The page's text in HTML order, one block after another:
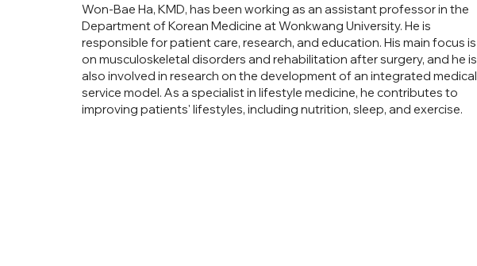
Won-Bae Ha, KMD, has been working as an assistant professor in the
Department of Korean Medicine at Wonkwang University. He is
responsible for patient care, research, and education. His main focus is
on musculoskeletal disorders and rehabilitation after surgery, and he is
also involved in research on the development of an integrated medical
service model. As a specialist in lifestyle medicine, he contributes to
improving patients' lifestyles, including nutrition, sleep, and exercise.